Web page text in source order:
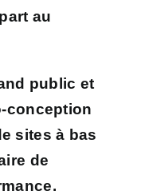
au
public et
conception
sites à bas
de